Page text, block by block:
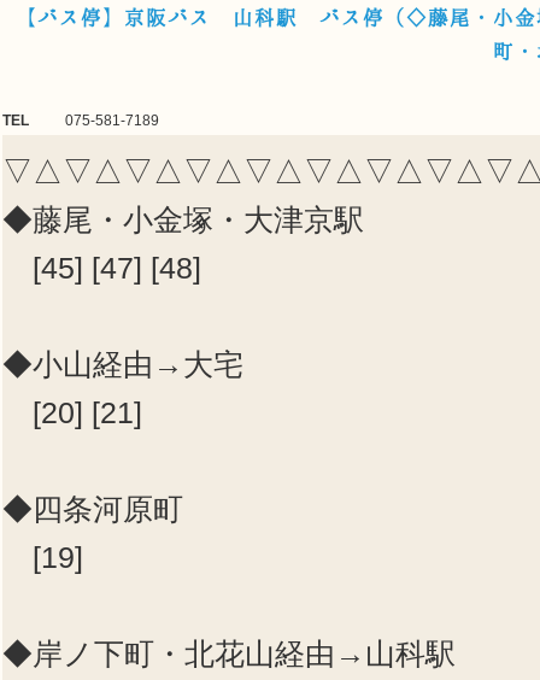
【バス停】京阪バス 山科駅 バス停（◇藤尾・小
町
TEL 075-581-7189
◆藤尾・小金塚・大津京駅
[45] [47] [48]
◆小山経由→大宅
[20] [21]
◆四条河原町
[19]
◆岸ノ下町・北花山経由→山科駅